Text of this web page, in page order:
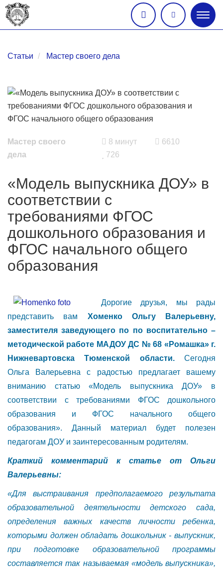
меню
Статьи Мастер своего дела
Мастер своего
дела
8 минут
6610
726
«Модель выпускника ДОУ» в
соответствии с
требованиями ФГОС
дошкольного образования и
ФГОС начального общего
образования
Дорогие друзья, мы рады
представить вам Хоменко Ольгу Валерьевну,
заместителя заведующего по по воспитательно –
методической работе МАДОУ ДС № 68 «Ромашка» г.
Нижневартовска Тюменской области.Сегодня
Ольга Валерьевна с радостью предлагает вашему
вниманию статью «Модель выпускника ДОУ» в
соответствии с требованиями ФГОС дошкольного
образования и ФГОС начального общего
образования». Данный материал будет полезен
педагогам ДОУ и заинтересованным родителям.
Краткий комментарий к статье от Ольги
Валерьевны:
«Для выстраивания предполагаемого результата
образовательной деятельности детского сада,
определения важных качеств личности ребенка,
которыми должен обладать дошкольник - выпускник,
при подготовке образовательной программы
составляется так называемая «модель выпускника»,